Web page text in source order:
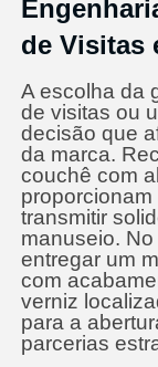
de Visitas
A escolha da
de visitas ou
decisão que
da marca.
couchê com
transmitir
manuseio.
entregar um
com
verniz
para a
parcerias